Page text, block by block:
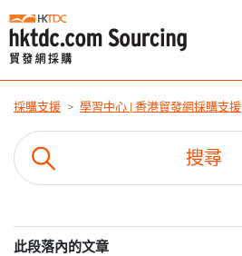
採購支援 學習中心 | 香港貿發網採購支援
此段落內的文章